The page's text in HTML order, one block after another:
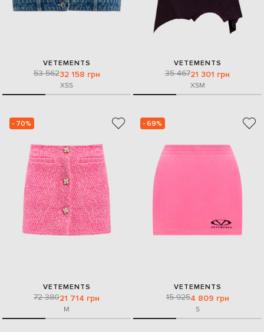
VETEMENTS
53 56232 158 грн
XSS
VETEMENTS
35 46721 301 грн
XSM
- 70%
VETEMENTS
72 38021 714 грн
M
- 69%
VETEMENTS
15 9254 809 грн
S